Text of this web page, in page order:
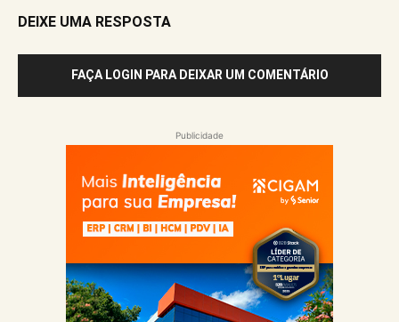
DEIXE UMA RESPOSTA
FAÇA LOGIN PARA DEIXAR UM COMENTÁRIO
Publicidade